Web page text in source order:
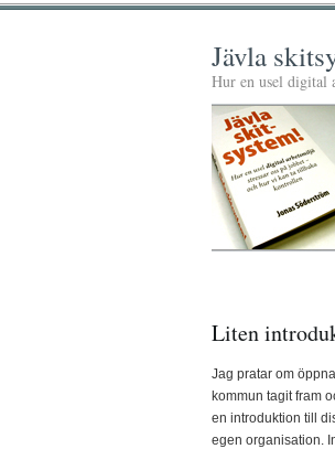
Jävla
Hur en usel digital
Liten
Jag pratar om
kommun tagit fram
en introduktion till
egen organisation.